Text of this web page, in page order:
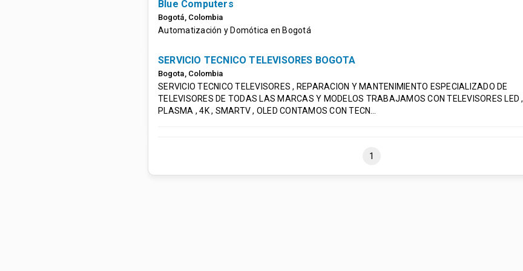
Blue Computers
Bogotá, Colombia
Automatización y Domótica en Bogotá
SERVICIO TECNICO TELEVISORES BOGOTA
Bogota, Colombia
SERVICIO TECNICO TELEVISORES , REPARACION Y MANTENIMIENTO ESPECIALIZADO DE
TELEVISORES DE TODAS LAS MARCAS Y MODELOS TRABAJAMOS CON TELEVISORES LED ,
PLASMA , 4K , SMARTV , OLED CONTAMOS CON TECN…
1